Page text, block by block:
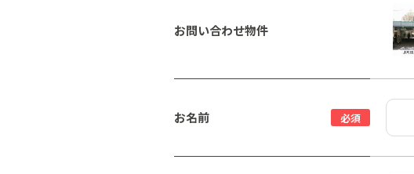
お問い合わせ物件
お名前 必須